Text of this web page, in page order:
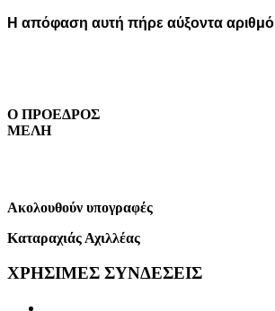
Η απόφαση αυτή πήρε αύξοντα αριθμό
Ο ΠΡΟΕΔΡΟΣ
ΜΕΛΗ
Ακολουθούν υπογραφές
Καταραχιάς Αχιλλέας
ΧΡΗΣΙΜΕΣ ΣΥΝΔΕΣΕΙΣ